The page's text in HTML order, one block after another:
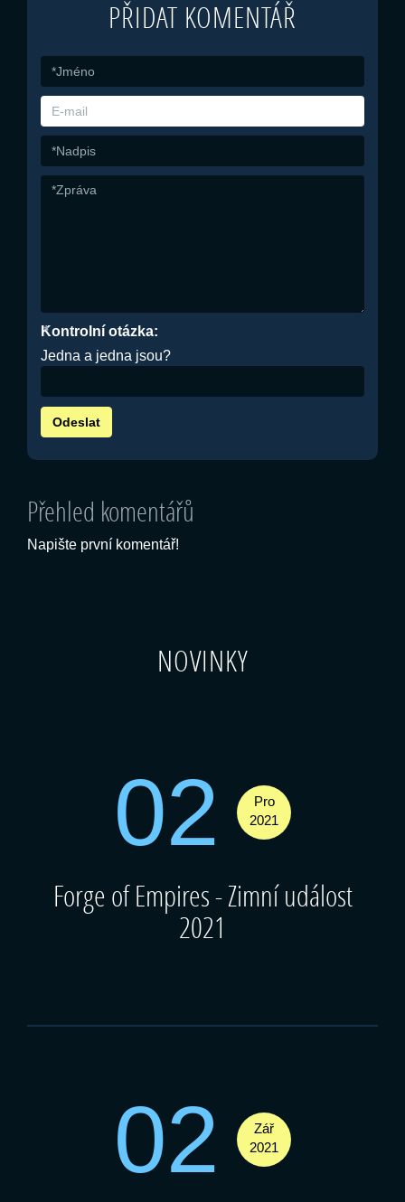
PŘIDAT KOMENTÁŘ
*
Kontrolní otázka:
Jedna a jedna jsou?
Přehled komentářů
Napište první komentář!
NOVINKY
02
Pro
2021
Forge of Empires - Zimní událost
2021
02
Zář
2021